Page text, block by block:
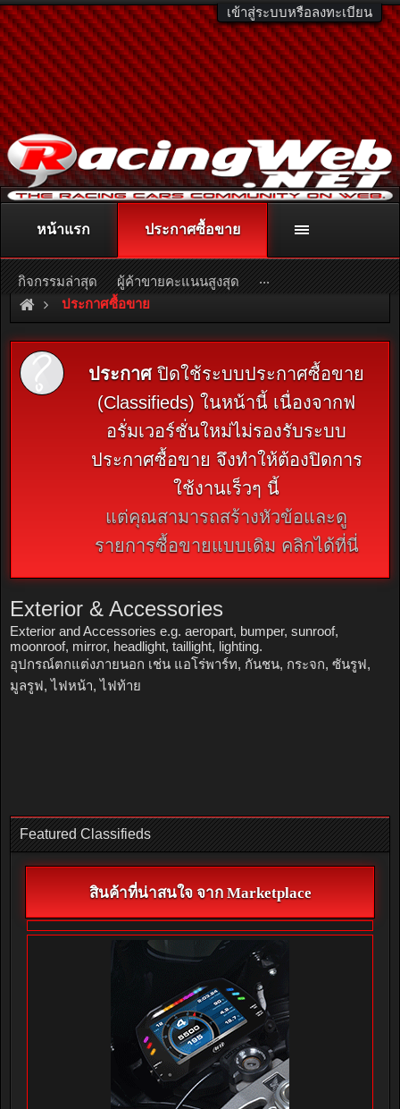
เข้าสู่ระบบหรือลงทะเบียน
ติดต่อลงโฆษณา racingweb@gmail.com
หรือโทร. 081-811-1138
หรืออ่านรายละเอียดเพิ่มเติม คลิกที่นี่
ประกาศซื้อขาย
ประกาศปิดใช้ระบบประกาศซื้อขาย
(Classifieds) ในหน้านี้ เนื่องจากฟ
อรั่มเวอร์ชั่นใหม่ไม่รองรับระบบ
ประกาศซื้อขาย จึงทำให้ต้องปิดการ
ใช้งานเร็วๆ นี้
แต่คุณสามารถสร้างหัวข้อและดู
รายการซื้อขายแบบเดิม คลิกได้ที่นี่
Exterior & Accessories
Exterior and Accessories e.g. aeropart, bumper, sunroof,
moonroof, mirror, headlight, taillight, lighting.
อุปกรณ์ตกแต่งภายนอก เช่น แอโร่พาร์ท, กันชน, กระจก, ซันรูฟ,
มูลรูฟ, ไฟหน้า, ไฟท้าย
Featured Classifieds
สินค้าที่น่าสนใจ จาก Marketplace
หน้าแรก ประกาศซื้อขาย
กิจกรรมล่าสุด ผู้ค้าขายคะแนนสูงสุด ...